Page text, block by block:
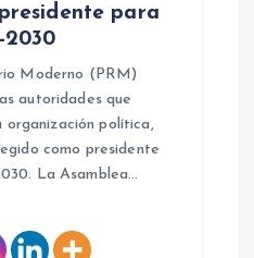
para
2030
Moderno (PRM)
autoridades que
organización política,
como presidente
La Asamblea…